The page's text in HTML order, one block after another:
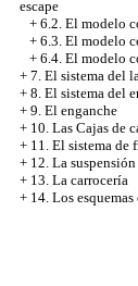
escape
+ 6.2. El modelo
+ 6.3. El modelo
+ 6.4. El modelo
+ 7. El sistema del
+ 8. El sistema del
+ 9. El enganche
+ 10. Las Cajas de
+ 11. El sistema de
+ 12. La
+ 13. La carrocería
+ 14. Los